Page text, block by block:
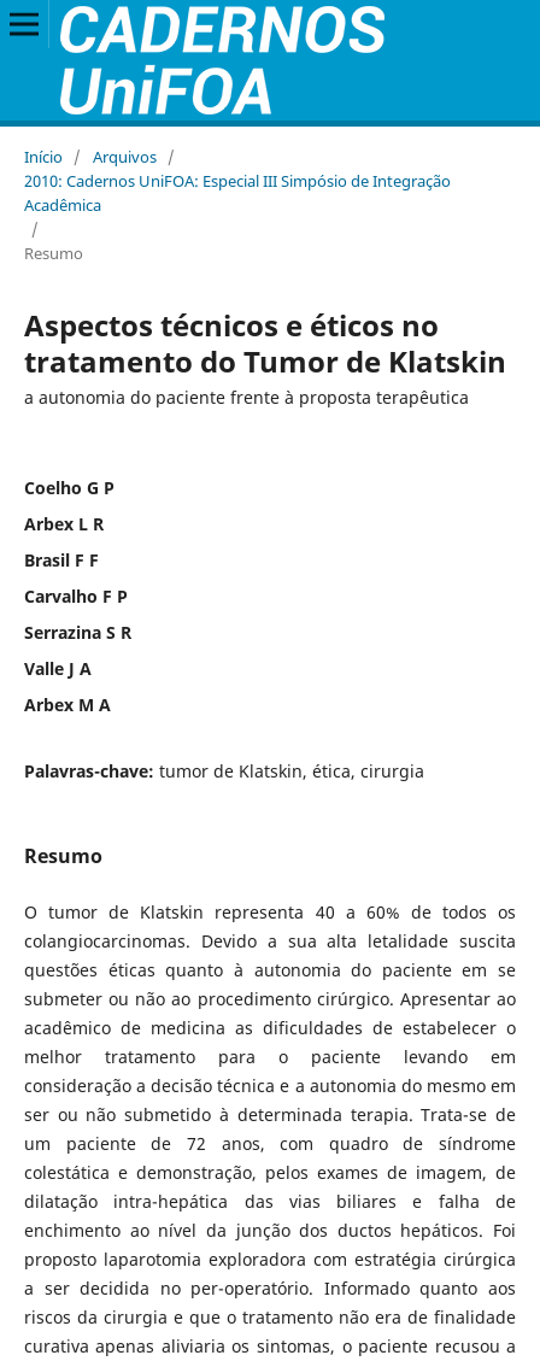
Início / Arquivos /
2010: Cadernos UniFOA: Especial III Simpósio de Integração
Acadêmica
/
Resumo
Aspectos técnicos e éticos no
tratamento do Tumor de Klatskin
a autonomia do paciente frente à proposta terapêutica
Coelho G P
Arbex L R
Brasil F F
Carvalho F P
Serrazina S R
Valle J A
Arbex M A
Palavras-chave: tumor de Klatskin, ética, cirurgia
Resumo
O tumor de Klatskin representa 40 a 60% de todos os
colangiocarcinomas. Devido a sua alta letalidade suscita
questões éticas quanto à autonomia do paciente em se
submeter ou não ao procedimento cirúrgico. Apresentar ao
acadêmico de medicina as dificuldades de estabelecer o
melhor tratamento para o paciente levando em
consideração a decisão técnica e a autonomia do mesmo em
ser ou não submetido à determinada terapia. Trata-se de
um paciente de 72 anos, com quadro de síndrome
colestática e demonstração, pelos exames de imagem, de
dilatação intra-hepática das vias biliares e falha de
enchimento ao nível da junção dos ductos hepáticos. Foi
proposto laparotomia exploradora com estratégia cirúrgica
a ser decidida no per-operatório. Informado quanto aos
riscos da cirurgia e que o tratamento não era de finalidade
curativa apenas aliviaria os sintomas, o paciente recusou a